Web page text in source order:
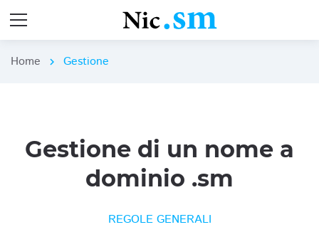
Home chevron_right Gestione
Gestione di un nome a
dominio .sm
REGOLE GENERALI